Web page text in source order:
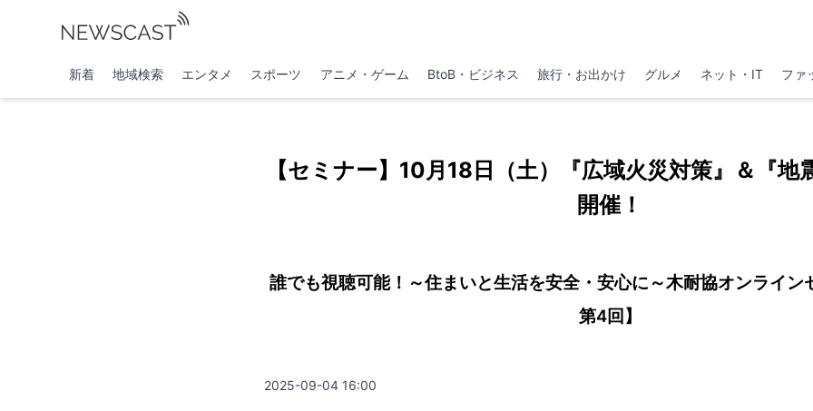
新着 地域検索 エンタメ スポーツ アニメ・ゲーム BtoB・ビジネス 旅行・お出かけ グルメ ネット・IT ファ
【セミナー】10月18日（土）『広域火災対策』＆『地
開催！
誰でも視聴可能！～住まいと生活を安全・安心に～木耐協オンライ
第4回】
2025-09-04 16:00